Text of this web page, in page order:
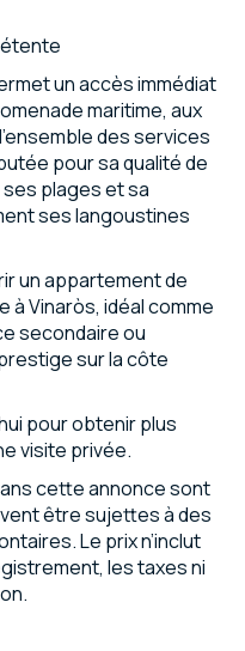
un accès immédiat
maritime, aux
des services
pour sa qualité de
plages et sa
ses langoustines
un appartement de
à Vinaròs, idéal comme
secondaire ou
sur la côte
pour obtenir plus
visite privée.
cette annonce sont
être sujettes à des
Le prix n’inclut
les taxes ni